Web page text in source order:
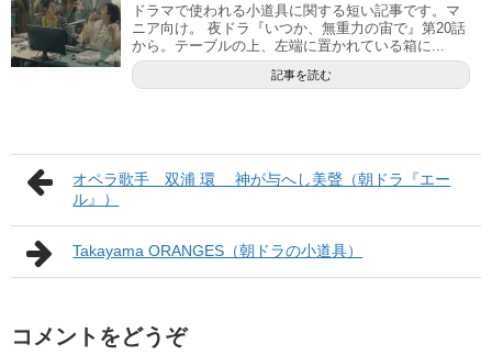
ドラマで使われる小道具に関する短い記事です。マ
ニア向け。 夜ドラ『いつか、無重力の宙で』第20話
から。テーブルの上、左端に置かれている箱に...
記事を読む
オペラ歌手 双浦 環 神が与へし美聲（朝ドラ『エー
ル』）
Takayama ORANGES（朝ドラの小道具）
コメントをどうぞ